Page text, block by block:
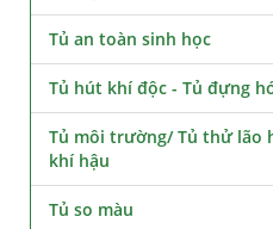
Tủ an toàn sinh học
Tủ hút khí độc - Tủ đựng
Tủ môi trường/ Tủ thử lão
khí hậu
Tủ so màu